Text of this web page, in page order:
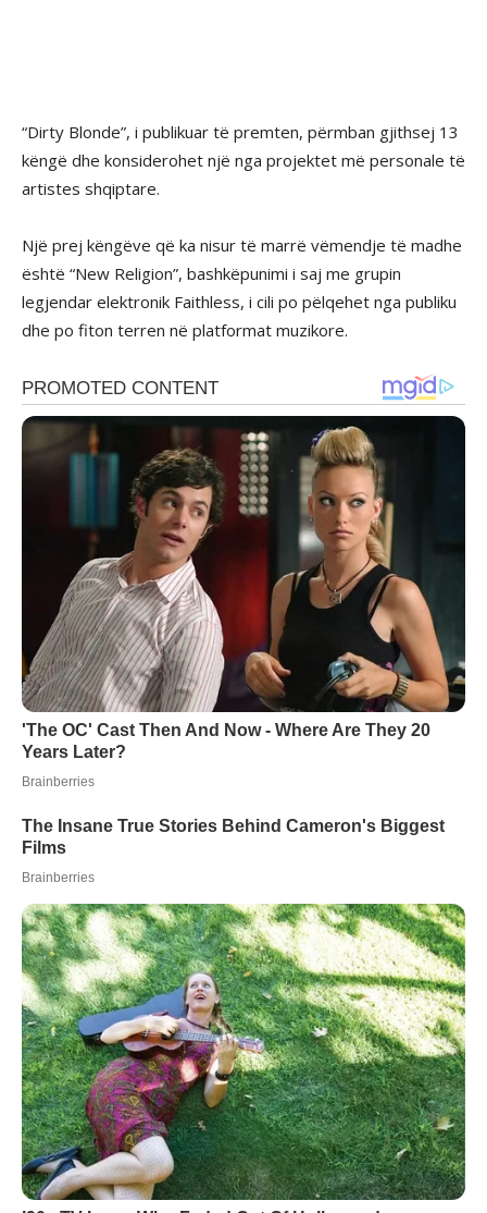
“Dirty Blonde”, i publikuar të premten, përmban gjithsej 13
këngë dhe konsiderohet një nga projektet më personale të
artistes shqiptare.
Një prej këngëve që ka nisur të marrë vëmendje të madhe
është “New Religion”, bashkëpunimi i saj me grupin
legjendar elektronik Faithless, i cili po pëlqehet nga publiku
dhe po fiton terren në platformat muzikore.